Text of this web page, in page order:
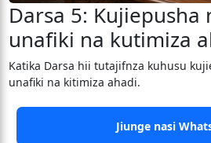
Darsa 5: Kujiepusha
unafiki na kutimiza
Katika Darsa hii tutajifnza kuhusu
unafiki na kitimiza ahadi.
Jiunge nasi